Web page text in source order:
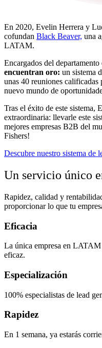
En 2020, Evelin Herrera y
cofundan Black Beaver, una
LATAM.
Encargados del departamento
encuentran oro: un sistema
unas 40 reuniones calificadas
nuevo mundo de
Tras el éxito de este
extraordinaria: llevarle este
mejores empresas B2B del
Fishers!
Descubre nuestro sistema de
Un servicio único
Rapidez, calidad y
proporcionar lo que tu
Eficacia
La única empresa en
eficaz.
Especialización
100% especialistas de lead
Rapidez
En 1 semana, ya estarás